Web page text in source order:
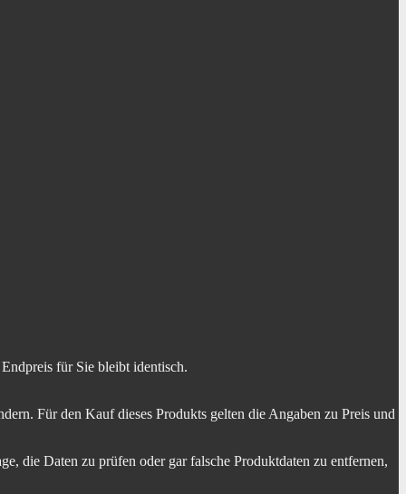
für Sie bleibt identisch.
Für den Kauf dieses Produkts gelten die Angaben zu Preis und
die Daten zu prüfen oder gar falsche Produktdaten zu entfernen,